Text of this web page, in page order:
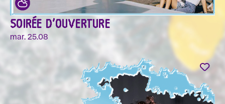
SOIRÉE D'OUVERTURE
mar. 25.08